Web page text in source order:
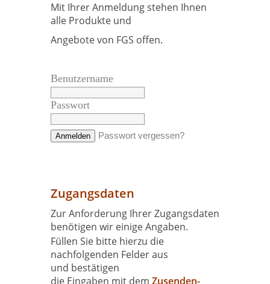
Mit Ihrer Anmeldung stehen Ihnen
alle Produkte und
Angebote von FGS offen.
Benutzername
Passwort
Zugangsdaten
Zur Anforderung Ihrer Zugangsdaten
benötigen wir einigeAngaben.
Füllen Sie bitte hierzu die
nachfolgenden Felder aus
und bestätigen
die Eingaben mit dem Zusenden-